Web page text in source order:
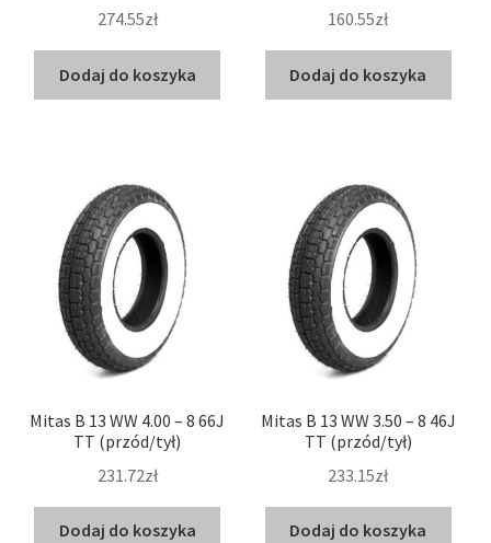
274.55zł
Dodaj do koszyka
160.55zł
Dodaj do koszyka
Mitas B 13 WW 4.00 – 8 66J
TT (przód/tył)
231.72zł
Dodaj do koszyka
Mitas B 13 WW 3.50 – 8 46J
TT (przód/tył)
233.15zł
Dodaj do koszyka